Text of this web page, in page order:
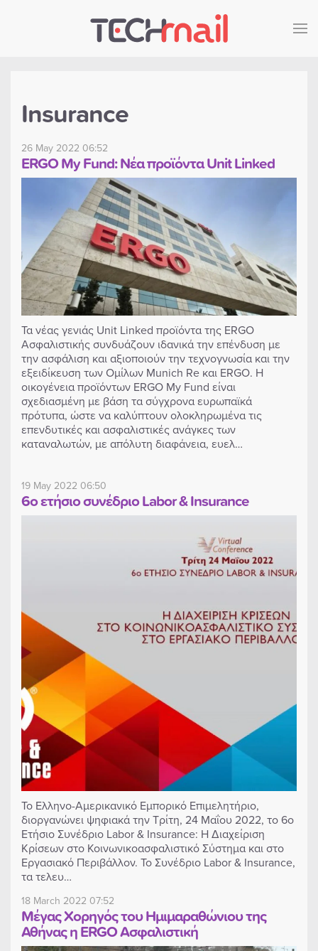
Skip to main content
Insurance
26 May 2022 06:52
ERGO My Fund: Νέα προϊόντα Unit Linked
Τα νέας γενιάς Unit Linked προϊόντα της ERGO
Ασφαλιστικής συνδυάζουν ιδανικά την επένδυση με
την ασφάλιση και αξιοποιούν την τεχνογνωσία και την
εξειδίκευση των Ομίλων Munich Re και ERGO. Η
οικογένεια προϊόντων ERGO My Fund είναι
σχεδιασμένη με βάση τα σύγχρονα ευρωπαϊκά
πρότυπα, ώστε να καλύπτουν ολοκληρωμένα τις
επενδυτικές και ασφαλιστικές ανάγκες των
καταναλωτών, με απόλυτη διαφάνεια, ευελ…
19 May 2022 06:50
6ο ετήσιο συνέδριο Labor & Insurance
Το Ελληνο-Αμερικανικό Εμπορικό Επιμελητήριο,
διοργανώνει ψηφιακά την Τρίτη, 24 Μαΐου 2022, το 6ο
Ετήσιο Συνέδριο Labor & Insurance: Η Διαχείριση
Κρίσεων στο Κοινωνικοασφαλιστικό Σύστημα και στο
Εργασιακό Περιβάλλον. Το Συνέδριο Labor & Insurance,
τα τελευ…
18 March 2022 07:52
Μέγας Χορηγός του Ημιμαραθώνιου της
Αθήνας η ΕRGO Ασφαλιστική